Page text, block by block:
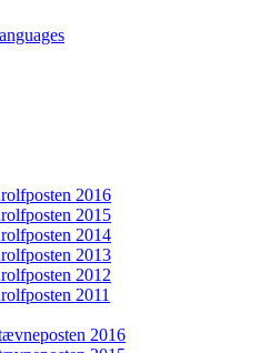
2016
2015
2014
2013
2012
2011
2016